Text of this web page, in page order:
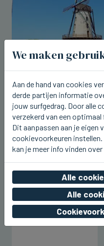
OORDEGEM
Volgende week
Oordegem
vr 07 augustus 2026, 19:30
We maken
Aan de hand van cookies
derde partijen informatie
jouw surfgedrag. Door alle
verzekerd van een
Dit aanpassen aan je eigen
cookievoorkeuren
kan je meer info vinden
Alle
Alle